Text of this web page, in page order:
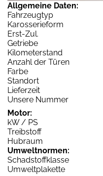
Allgemeine Daten:
Fahrzeugtyp
Karosserieform
Erst-Zul.
Getriebe
Kilometerstand
Anzahl der Türen
Farbe
Standort
Lieferzeit
Unsere Nummer
Motor:
kW / PS
Treibstoff
Hubraum
Umweltnormen:
Schadstoffklasse
Umweltplakette